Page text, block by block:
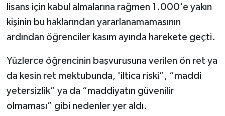
lisans için kabul almalarına rağmen 1.000'e yakın
kişinin bu haklarından yararlanamamasının
ardından öğrenciler kasım ayında harekete geçti.
Yüzlerce öğrencinin başvurusuna verilen ön ret ya
da kesin ret mektubunda, 'iltica riski”, “maddi
yetersizlik” ya da “maddiyatın güvenilir
olmaması” gibi nedenler yer aldı.